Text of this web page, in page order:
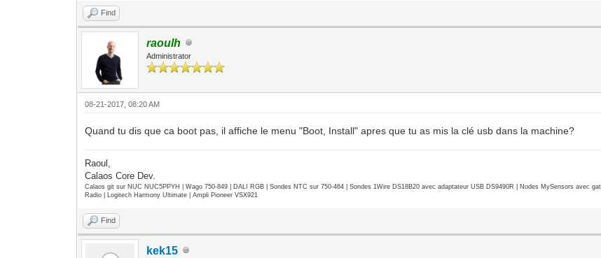
Find
raoulh
Administrator
08-21-2017, 08:20 AM
Quand tu dis que ca boot pas, il affiche le menu "Boot, Install" apres que tu as mis la clé usb dans la machine?
Raoul,
Calaos Core Dev.
Calaos git sur NUC NUC5PPYH | Wago 750-849 | DALI RGB | Sondes NTC sur 750-464 | Sondes 1Wire DS18B20 avec adaptateur USB DS9490R | Nodes MySensors avec
Radio | Logitech Harmony Ultimate | Ampli Pioneer VSX921
Find
kek15